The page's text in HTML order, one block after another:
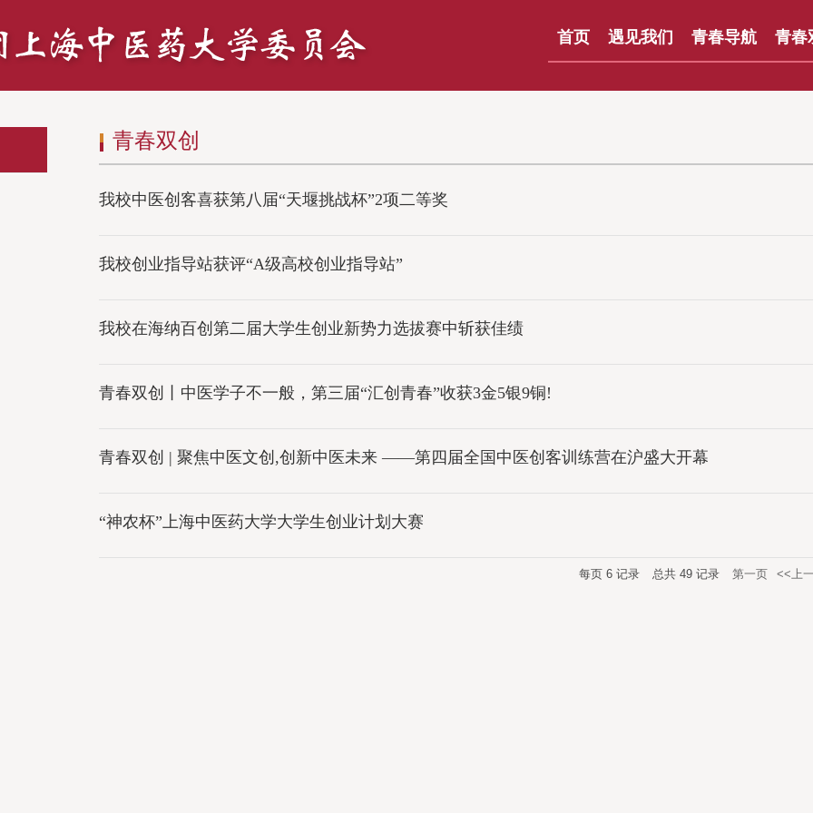
首页 遇见我们 青春导航 青春
青春双创
我校中医创客喜获第八届“天堰挑战杯”2项二等奖
我校创业指导站获评“A级高校创业指导站”
我校在海纳百创第二届大学生创业新势力选拔赛中斩获佳绩
青春双创丨中医学子不一般，第三届“汇创青春”收获3金5银9铜!
青春双创 | 聚焦中医文创,创新中医未来 ——第四届全国中医创客训练营在沪盛大开幕
“神农杯”上海中医药大学大学生创业计划大赛
每页 6 记录 总共 49 记录 第一页 <<上